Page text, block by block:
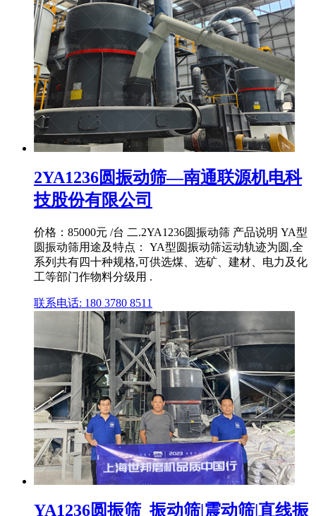
2YA1236圆振动筛—南通联源机电科
技股份有限公司
价格：85000元 /台 二.2YA1236圆振动筛 产品说明 YA型
圆振动筛用途及特点： YA型圆振动筛运动轨迹为圆,全
系列共有四十种规格,可供选煤、选矿、建材、电力及化
工等部门作物料分级用 .
联系电话: 180 3780 8511
YA1236圆振筛_振动筛|震动筛|直线振